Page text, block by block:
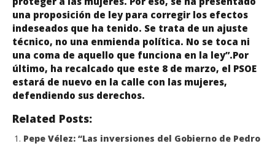
una proposición de ley para corregir los efectos
indeseados que ha tenido. Se trata de un ajuste
técnico, no una enmienda política. No se toca ni
una coma de aquello que funciona en la ley”.Por
último, ha recalcado que este 8 de marzo, el PSOE
estará de nuevo en la calle con las mujeres,
defendiendo sus derechos.
Related Posts:
Pepe Vélez: “Las inversiones del Gobierno de Pedro